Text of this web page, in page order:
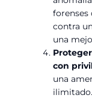
forenses
contra
una
con
una